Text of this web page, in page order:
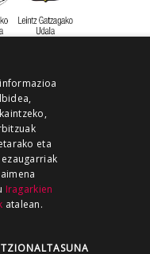
GUKA
eta
Iragarkien
atalean.